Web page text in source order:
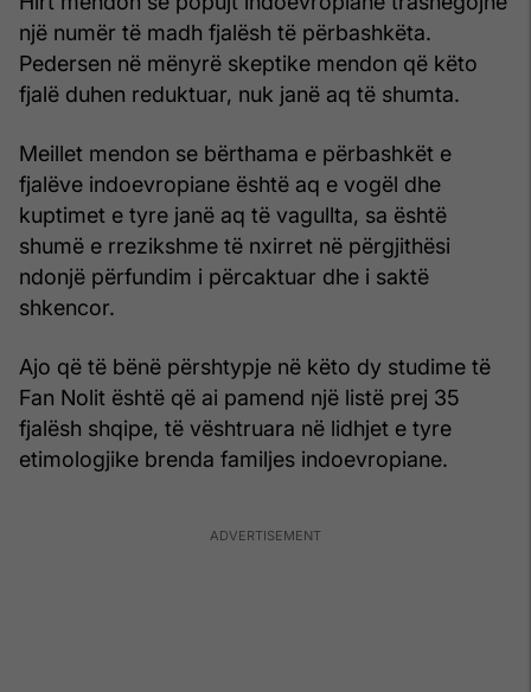
një numër të madh fjalësh të përbashkëta.
Pedersen në mënyrë skeptike mendon që këto
fjalë duhen reduktuar, nuk janë aq të shumta.
Meillet mendon se bërthama e përbashkët e
fjalëve indoevropiane është aq e vogël dhe
kuptimet e tyre janë aq të vagullta, sa është
shumë e rrezikshme të nxirret në përgjithësi
ndonjë përfundim i përcaktuar dhe i saktë
shkencor.
Ajo që të bënë përshtypje në këto dy studime të
Fan Nolit është që ai pamend një listë prej 35
fjalësh shqipe, të vështruara në lidhjet e tyre
etimologjike brenda familjes indoevropiane.